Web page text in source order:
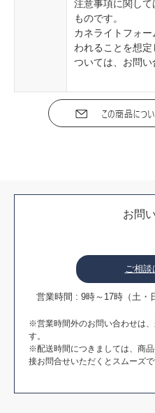
注意事項に関し
ものです。
カネライトフォ
われることを想
ついては、お問い
お問
ご相談
営業時間 : 9時～17時（土・
※営業時間外のお問い合わせは
す。
※配送時間につきましては、商
接お問合せいただくとスムーズで